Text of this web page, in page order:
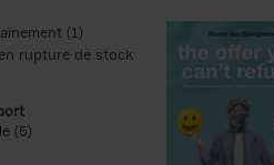
(1) Apply Disponible
rupture de stock
en rupture de stock filter
(5) Apply Couverture souple filter